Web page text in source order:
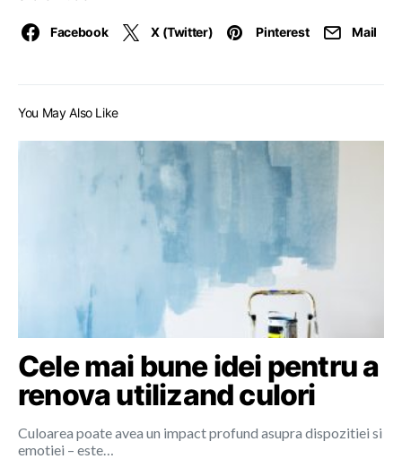
Facebook X (Twitter) Pinterest Mail
You May Also Like
Cele mai bune idei pentru a
renova utilizand culori
Culoarea poate avea un impact profund asupra dispozitiei si
emotiei – este…